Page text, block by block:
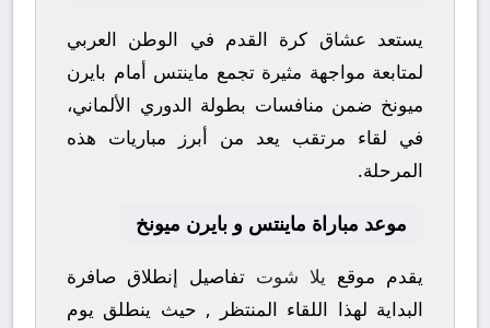
يستعد عشاق كرة القدم في الوطن العربي
لمتابعة مواجهة مثيرة تجمع ماينتس أمام بايرن
ميونخ ضمن منافسات بطولة الدوري الألماني،
في لقاء مرتقب يعد من أبرز مباريات هذه
المرحلة.
موعد مباراة ماينتس و بايرن ميونخ
يقدم موقع يلا شوت تفاصيل إنطلاق صافرة
البداية لهذا اللقاء المنتظر , حيث ينطلق يوم